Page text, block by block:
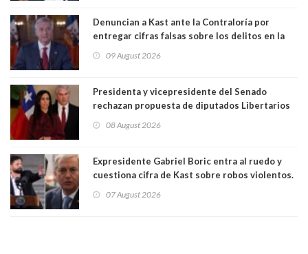
Denuncian a Kast ante la Contraloría por
entregar cifras falsas sobre los delitos en la
09 August 2026
Presidenta y vicepresidente del Senado
rechazan propuesta de diputados Libertarios
"Constituye un camino equivocado"
08 August 2026
Expresidente Gabriel Boric entra al ruedo y
cuestiona cifra de Kast sobre robos violentos.
07 August 2026